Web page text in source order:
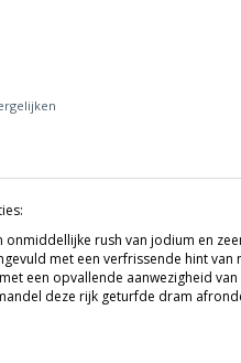
onmiddellijke rush van jodium en
met een verfrissende hint
een opvallende aanwezigheid
deze rijk geturfde dram